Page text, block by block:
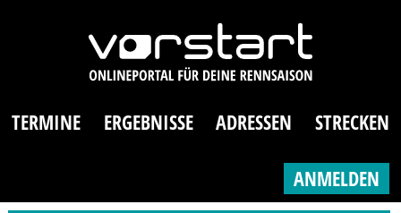
TERMINE ERGEBNISSE ADRESSEN STRECKEN
ANMELDEN